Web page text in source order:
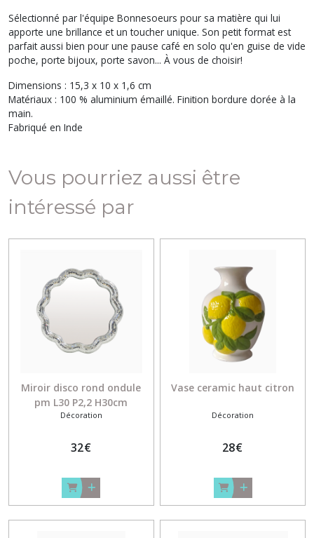
Sélectionné par l'équipe Bonnesoeurs pour sa matière qui lui
apporte une brillance et un toucher unique. Son petit format est
parfait aussi bien pour une pause café en solo qu'en guise de vide
poche, porte bijoux, porte savon... À vous de choisir!
Dimensions : 15,3 x 10 x 1,6 cm
Matériaux : 100 % aluminium émaillé. Finition bordure dorée à la
main.
Fabriqué en Inde
Vous pourriez aussi être
intéressé par
Miroir disco rond ondule
pm L30 P2,2 H30cm
Décoration
32€
Vase ceramic haut citron
Décoration
28€